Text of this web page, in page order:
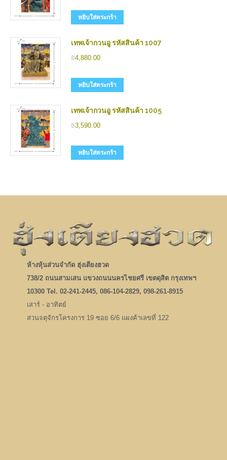
หยิบใส่ตระกร้า
เทพเจ้ากวนอู รหัสสินค้า 1007
฿4,880.00
หยิบใส่ตระกร้า
เทพเจ้ากวนอู รหัสสินค้า 1005
฿3,590.00
หยิบใส่ตระกร้า
ห้างหุ้นส่วนจำกัด ฮุ่งเตียงฮวด
738/2 ถนนสามเสน แขวงถนนนครไชยศรี เขตดุสิต กรุงเทพฯ
10300 Tel. 02-241-2445, 086-104-2829, 098-261-8915
เสาร์ - อาทิตย์
สวนจตุจักรโครงการ 19 ซอย 6/6 แผงค้าเลขที่ 122